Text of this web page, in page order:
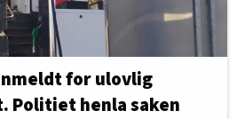
for ulovlig
Politiet henla saken